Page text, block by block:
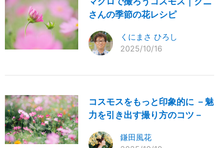
さんの季節の花レシピ
くにまさ ひろし
2025/10/16
コスモスをもっと印象的に －魅
力を引き出す撮り方のコツ－
鎌田風花